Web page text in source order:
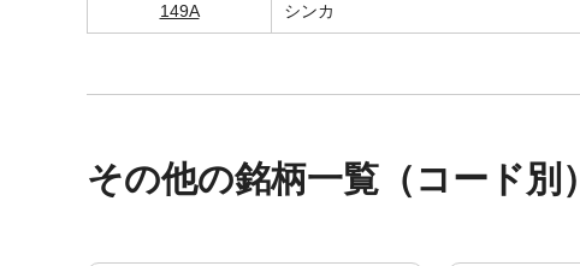
149A シンカ
その他の銘柄一覧（コード別）